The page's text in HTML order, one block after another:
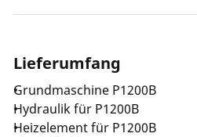
Schweißungen gemäß DVS
einem stufenlosen
ablesbarem Manometer und
ausgestattet.
Lieferumfang
Grundmaschine P1200B
Hydraulik für P1200B
Heizelement für P1200B